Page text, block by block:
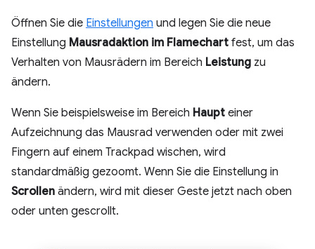
Öffnen Sie die Einstellungen und legen Sie die neue
Einstellung Mausradaktion im Flamechart fest, um das
Verhalten von Mausrädern im Bereich Leistung zu
ändern.
Wenn Sie beispielsweise im Bereich Haupt einer
Aufzeichnung das Mausrad verwenden oder mit zwei
Fingern auf einem Trackpad wischen, wird
standardmäßig gezoomt. Wenn Sie die Einstellung in
Scrollen ändern, wird mit dieser Geste jetzt nach oben
oder unten gescrollt.